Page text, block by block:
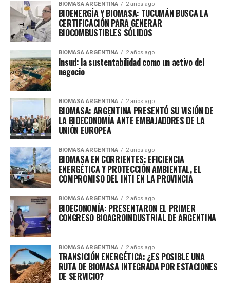
BIOMASA ARGENTINA 2 años ago
BIOENERGÍA Y BIOMASA: TUCUMÁN BUSCA LA
CERTIFICACIÓN PARA GENERAR
BIOCOMBUSTIBLES SÓLIDOS
BIOMASA ARGENTINA 2 años ago
Insud: la sustentabilidad como un activo del
negocio
BIOMASA ARGENTINA 2 años ago
BIOMASA: ARGENTINA PRESENTÓ SU VISIÓN DE
LA BIOECONOMÍA ANTE EMBAJADORES DE LA
UNIÓN EUROPEA
BIOMASA ARGENTINA 2 años ago
BIOMASA EN CORRIENTES: EFICIENCIA
ENERGÉTICA Y PROTECCIÓN AMBIENTAL, EL
COMPROMISO DEL INTI EN LA PROVINCIA
BIOMASA ARGENTINA 2 años ago
BIOECONOMÍA: PRESENTARON EL PRIMER
CONGRESO BIOAGROINDUSTRIAL DE ARGENTINA
BIOMASA ARGENTINA 2 años ago
TRANSICIÓN ENERGÉTICA: ¿ES POSIBLE UNA
RUTA DE BIOMASA INTEGRADA POR ESTACIONES
DE SERVICIO?